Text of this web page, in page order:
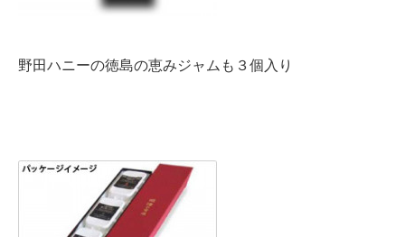
野田ハニーの徳島の恵みジャムも３個入り